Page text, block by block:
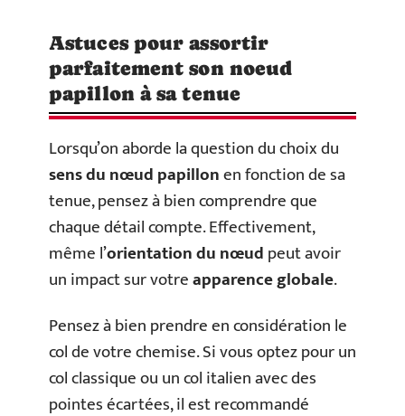
Astuces pour assortir
parfaitement son noeud
papillon à sa tenue
Lorsqu’on aborde la question du choix du
sens du nœud papillonen fonction de sa
tenue, pensez à bien comprendre que
chaque détail compte. Effectivement,
même l’orientation du nœudpeut avoir
un impact sur votreapparence globale.
Pensez à bien prendre en considération le
col de votre chemise. Si vous optez pour un
col classique ou un col italien avec des
pointes écartées, il est recommandé